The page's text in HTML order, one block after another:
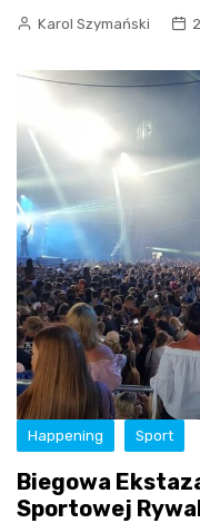
Karol Szymański
Happening Sport
Biegowa
Sportowej